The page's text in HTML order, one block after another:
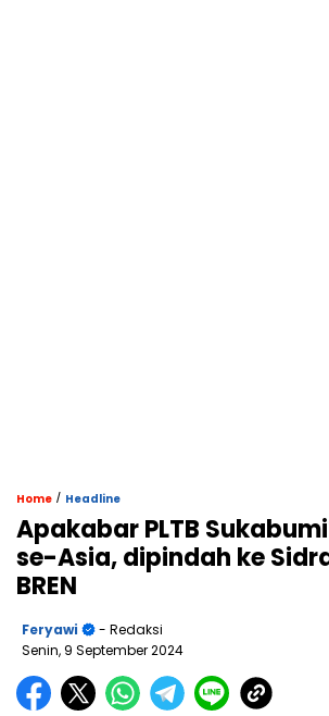
Home / Headline
Apakabar PLTB
se-Asia, dipindah ke
BREN
Feryawi
- Redaksi
Senin, 9 September 2024